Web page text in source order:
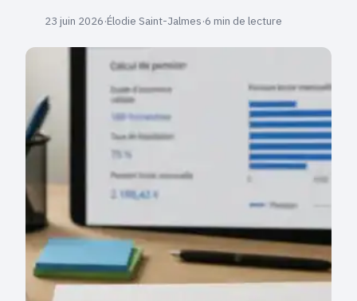
23 juin 2026·Élodie Saint-Jalmes·6 min de lecture